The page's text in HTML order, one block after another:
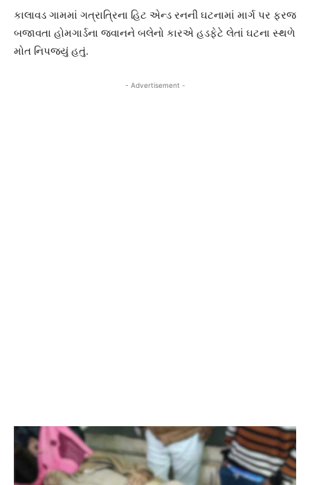
કાલાવડ ગામમાં ગત્રાત્રિના હિટ એન્ડ રનની ઘટનામાં માર્ગ પર ફરજ
બજાવતા હોમગાર્ડના જવાનને બલેનો કારએ હડફેટે લેતાં ઘટના સ્થળે
મોત નિપજયું હતું.
- Advertisement -